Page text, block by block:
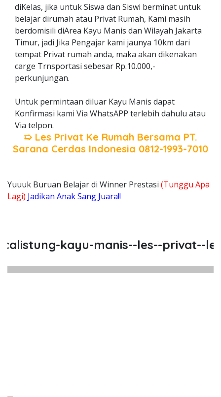
diKelas, jika untuk Siswa dan Siswi berminat untuk
belajar dirumah atau Privat Rumah, Kami masih
berdomisili diArea Kayu Manis dan Wilayah Jakarta
Timur, jadi Jika Pengajar kami jaunya 10km dari
tempat Privat rumah anda, maka akan dikenakan
carge Trnsportasi sebesar Rp.10.000,-
perkunjungan.
Untuk permintaan diluar Kayu Manis dapat
Konfirmasi kami Via WhatsAPP terlebih dahulu atau
Via telpon.
➯ Les Privat Ke Rumah Bersama PT.
Sarana Cerdas Indonesia 0812-1993-7010
Yuuuk Buruan Belajar di Winner Prestasi (Tunggu Apa
Lagi) Jadikan Anak Sang Juara!!
kayu-manis--les--privat--les-